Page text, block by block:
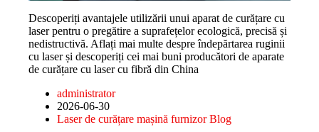
Descoperiți avantajele utilizării unui aparat de curățare cu
laser pentru o pregătire a suprafețelor ecologică, precisă și
nedistructivă. Aflați mai multe despre îndepărtarea ruginii
cu laser și descoperiți cei mai buni producători de aparate
de curățare cu laser cu fibră din China
administrator
2026-06-30
Laser de curățare mașină furnizor Blog